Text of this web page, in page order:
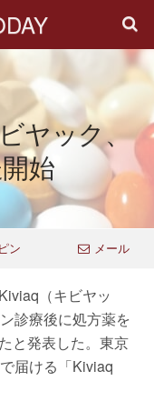
ヤック、
始
ピン メール
（キビヤッ
診療後に処方薬を
と発表した。東京
届ける「Kiviaq